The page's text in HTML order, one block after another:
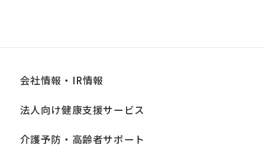
会社情報・IR情報
法人向け健康支援サービス
介護予防・高齢者サポート